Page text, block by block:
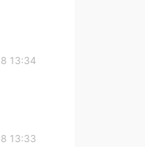
13:34
13:33